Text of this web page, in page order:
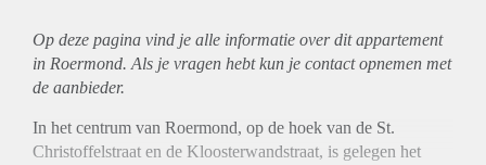
Op deze pagina vind je alle informatie over ditappartement
in Roermond. Als je vragen hebt kun je contact opnemen met
de aanbieder.
In het centrum van Roermond, op de hoek van de St.
Christoffelstraat en de Kloosterwandstraat, is gelegen het